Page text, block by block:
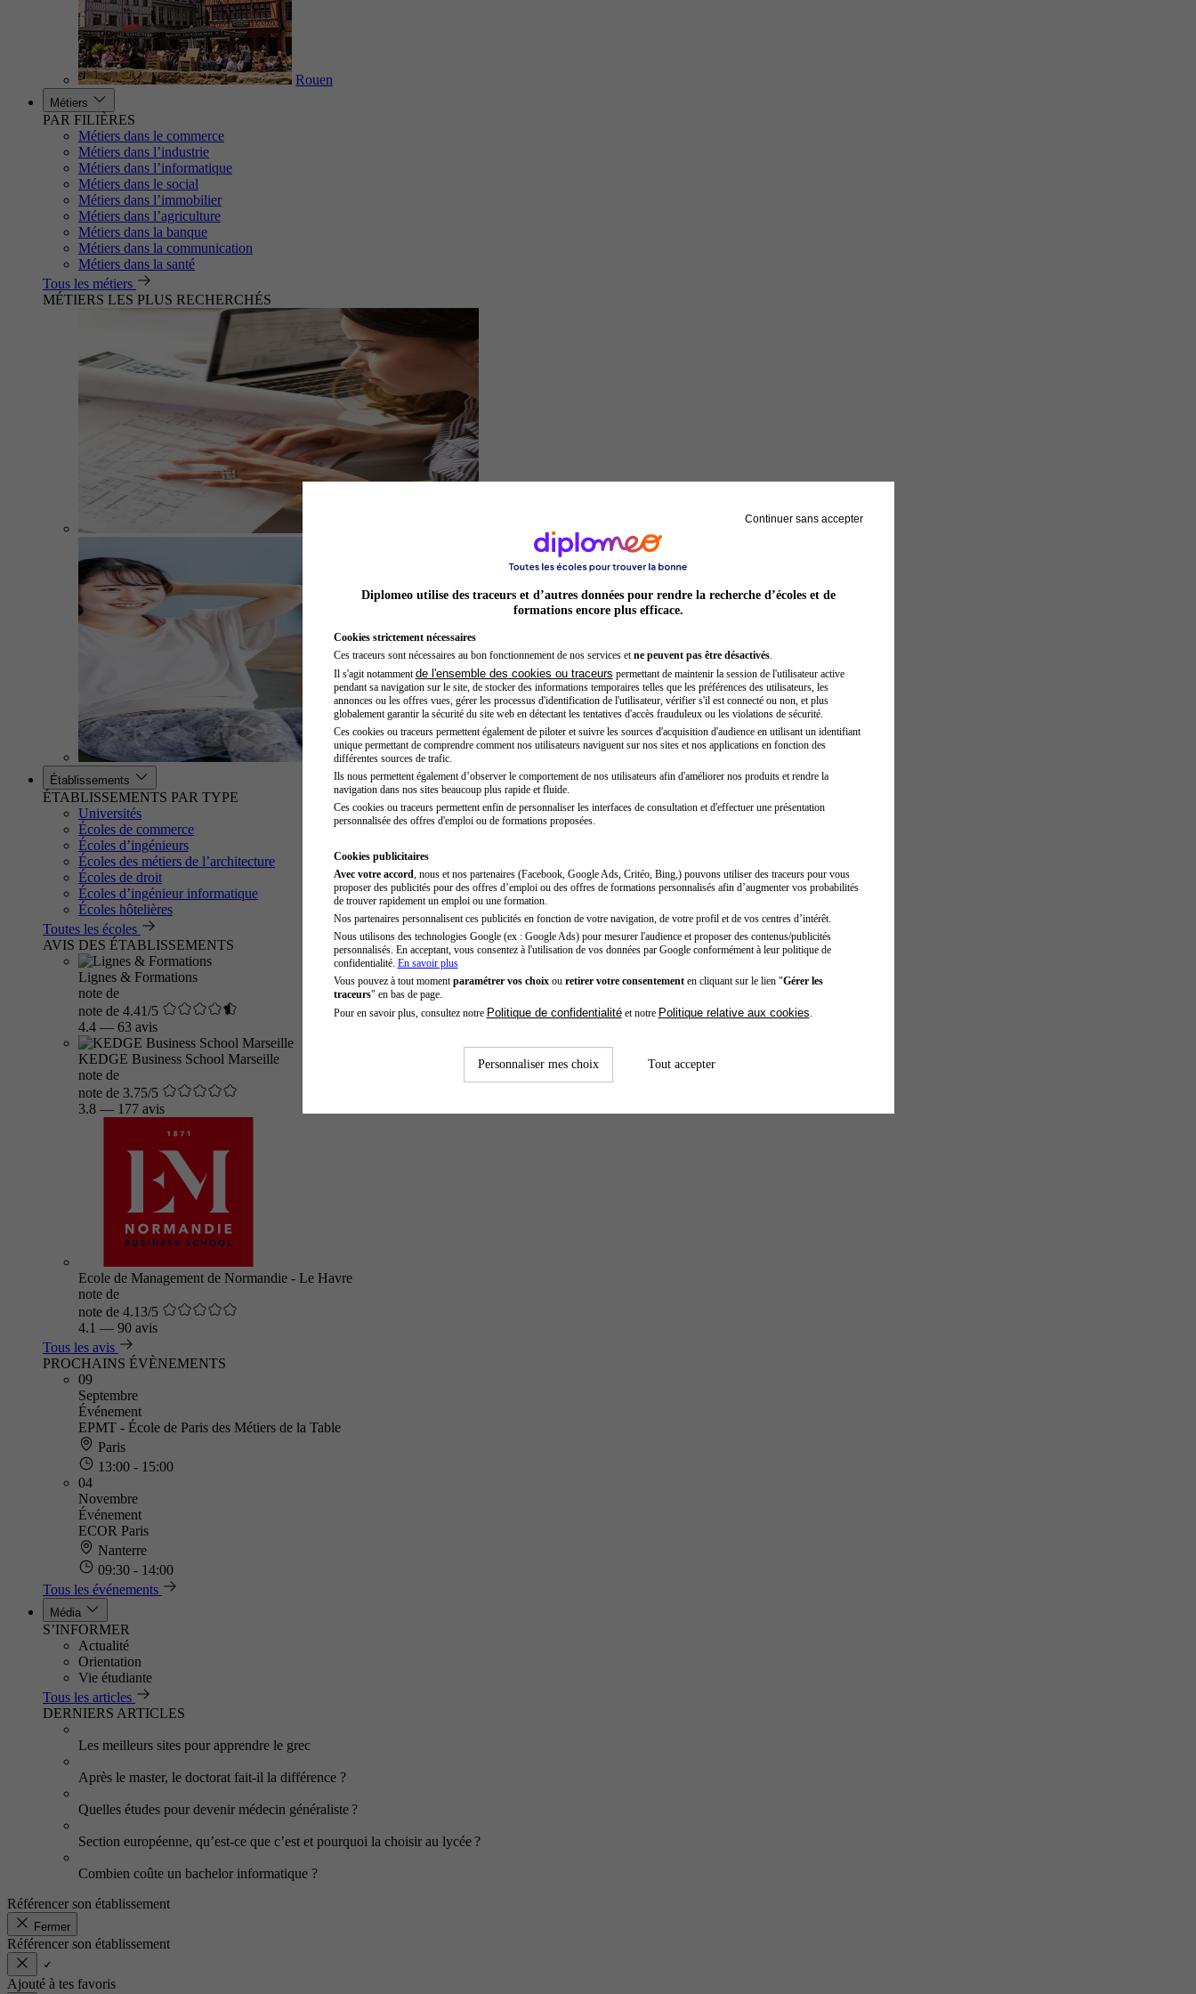
Rouen
Métiers
PAR FILIÈRES
Métiers dans le commerce
Métiers dans l’industrie
Métiers dans l’informatique
Métiers dans le social
Métiers dans l’immobilier
Métiers dans l’agriculture
Métiers dans la banque
Métiers dans la communication
Métiers dans la santé
Tous les métiers
MÉTIERS LES PLUS RECHERCHÉS
Établissements
ÉTABLISSEMENTS PAR TYPE
Universités
Écoles de commerce
Écoles d’ingénieurs
Écoles des métiers de l’architecture
Écoles de droit
Écoles d’ingénieur informatique
Écoles hôtelières
Toutes les écoles
AVIS DES ÉTABLISSEMENTS
Lignes & Formations
note de
note de 4.41/5
4.4 — 63 avis
KEDGE Business School Marseille
note de
note de 3.75/5
3.8 — 177 avis
Ecole de Management de Normandie - Le Havre
note de
note de 4.13/5
4.1 — 90 avis
Tous les avis
PROCHAINS ÉVÈNEMENTS
09
Septembre
Événement
EPMT - École de Paris des Métiers de la Table
Paris
13:00 - 15:00
04
Novembre
Événement
ECOR Paris
Nanterre
09:30 - 14:00
Tous les événements
Média
S’INFORMER
Actualité
Orientation
Vie étudiante
Tous les articles
DERNIERS ARTICLES
Les meilleurs sites pour apprendre le grec
Après le master, le doctorat fait-il la différence ?
Quelles études pour devenir médecin généraliste ?
Section européenne, qu’est-ce que c’est et pourquoi la choisir au lycée ?
Combien coûte un bachelor informatique ?
Référencer son établissement
Fermer
Référencer son établissement
Ajouté à tes favoris
Continuer sans accepter
Diplomeo utilise des traceurs et d’autres données pour rendre la recherche d’écoles et de
formations encore plus efficace.
Cookies strictement nécessaires
Ces traceurs sont nécessaires au bon fonctionnement de nos services et ne peuvent pas être désactivés.
Il s'agit notamment de l'ensemble des cookies ou traceurs permettant de maintenir la session de l'utilisateur active
pendant sa navigation sur le site, de stocker des informations temporaires telles que les préférences des utilisateurs, les
annonces ou les offres vues, gérer les processus d'identification de l'utilisateur, vérifier s'il est connecté ou non, et plus
globalement garantir la sécurité du site web en détectant les tentatives d'accès frauduleux ou les violations de sécurité.
Ces cookies ou traceurs permettent également de piloter et suivre les sources d'acquisition d'audience en utilisant un identifiant
unique permettant de comprendre comment nos utilisateurs naviguent sur nos sites et nos applications en fonction des
différentes sources de trafic.
Ils nous permettent également d’observer le comportement de nos utilisateurs afin d'améliorer nos produits et rendre la
navigation dans nos sites beaucoup plus rapide et fluide.
Ces cookies ou traceurs permettent enfin de personnaliser les interfaces de consultation et d'effectuer une présentation
personnalisée des offres d'emploi ou de formations proposées.
Cookies publicitaires
Avec votre accord , nous et nos partenaires (Facebook, Google Ads, Critéo, Bing,) pouvons utiliser des traceurs pour vous
proposer des publicités pour des offres d’emploi ou des offres de formations personnalisés afin d’augmenter vos probabilités
de trouver rapidement un emploi ou une formation.
Nos partenaires personnalisent ces publicités en fonction de votre navigation, de votre profil et de vos centres d’intérêt.
Nous utilisons des technologies Google (ex : Google Ads) pour mesurer l'audience et proposer des contenus/publicités
personnalisés. En acceptant, vous consentez à l'utilisation de vos données par Google conformément à leur politique de
confidentialité. En savoir plus
Vous pouvez à tout moment paramétrer vos choixou retirer votre consentementen cliquant sur le lien "Gérer les
traceurs" en bas de page.
Pour en savoir plus, consultez notre Politique de confidentialitéet notre Politique relative aux cookies
Personnaliser mes choix Tout accepter